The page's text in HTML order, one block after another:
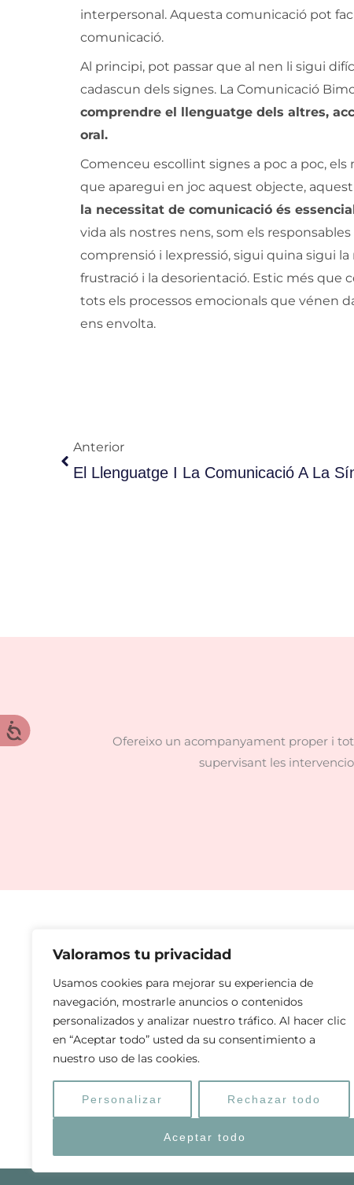
Valoramos tu privacidad
Usamos cookies para mejorar su experiencia de
navegación, mostrarle anuncios o contenidos
personalizados y analizar nuestro tráfico. Al hacer clic
en “Aceptar todo” usted da su consentimiento a
nuestro uso de las cookies.
Personalizar Rechazar todo
Aceptar todo
interpersonal. Aquesta comunicació pot
comunicació.
Al principi, pot passar que al nen li sigui
cadascun dels signes. La Comunicació
comprendre el llenguatge dels altres,
oral.
Comenceu escollint signes a poc a poc,
que aparegui en joc aquest objecte,
la necessitat de comunicació és
vida als nostres nens, som els
comprensió i lexpressió, sigui quina sigui
frustració i la desorientació. Estic més
tots els processos emocionals que vénen
ens envolta.
Anterior
El Llenguatge I La Comunicació A La
Ofereixo un acompanyament proper i
supervisant les
I
n
s
t
a
g
a
m
F
a
c
e
b
o
k
L
i
n
k
d
i
n
Y
o
t
b
e